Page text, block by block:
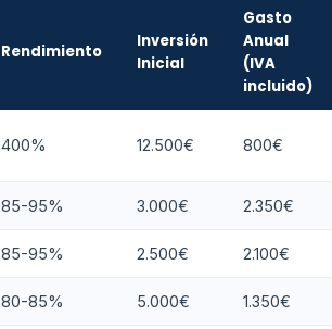
Rendimiento
Inversión
Inicial
Gasto
Anual
(IVA
incluido)
400% 12.500€ 800€
85-95% 3.000€ 2.350€
85-95% 2.500€ 2.100€
80-85% 5.000€ 1.350€